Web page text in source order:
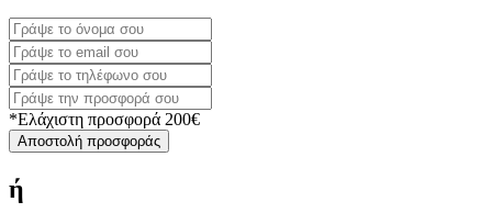
*Ελάχιστη προσφορά 200€
Αποστολή προσφοράς
ή